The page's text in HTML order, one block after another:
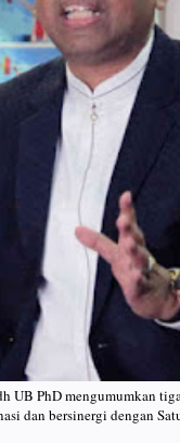
UB PhD mengumumkan
dan bersinergi dengan